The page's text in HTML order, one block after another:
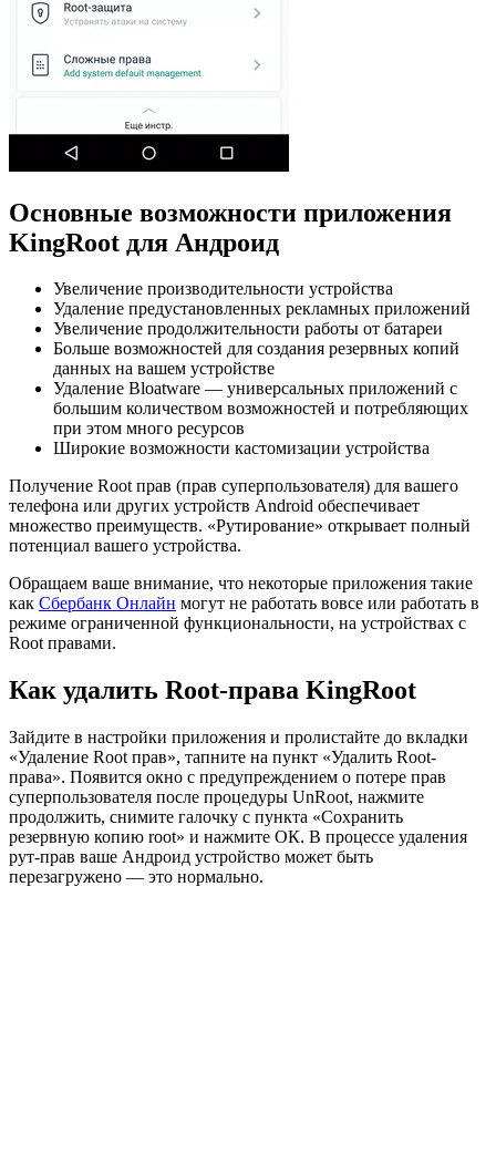
Основные возможности приложения
KingRoot для Андроид
Увеличение производительности устройства
Удаление предустановленных рекламных приложений
Увеличение продолжительности работы от батареи
Больше возможностей для создания резервных копий
данных на вашем устройстве
Удаление Bloatware — универсальных приложений с
большим количеством возможностей и потребляющих
при этом много ресурсов
Широкие возможности кастомизации устройства
Получение Root прав (прав суперпользователя) для вашего
телефона или других устройств Android обеспечивает
множество преимуществ. «Рутирование» открывает полный
потенциал вашего устройства.
Обращаем ваше внимание, что некоторые приложения такие
как Сбербанк Онлайн могут не работать вовсе или работать в
режиме ограниченной функциональности, на устройствах с
Root правами.
Как удалить Root-права KingRoot
Зайдите в настройки приложения и пролистайте до вкладки
«Удаление Root прав», тапните на пункт «Удалить Root-
права». Появится окно с предупреждением о потере прав
суперпользователя после процедуры UnRoot, нажмите
продолжить, снимите галочку с пункта «Сохранить
резервную копию root» и нажмите ОК. В процессе удаления
рут-прав ваше Андроид устройство может быть
перезагружено — это нормально.